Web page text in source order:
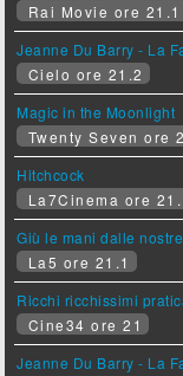
Rai Movie ore 21.1
Jeanne Du Barry - La
Cielo ore 21.2
Magic in the Moonlight
Twenty Seven ore
Hitchcock
La7Cinema ore
Giù le mani dalle
La5 ore 21.1
Ricchi ricchissimi
Cine34 ore 21
Jeanne Du Barry - La